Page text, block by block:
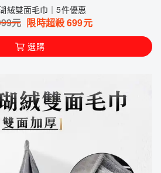
絨雙面毛巾｜5件優惠
元 限時超殺699元
選購